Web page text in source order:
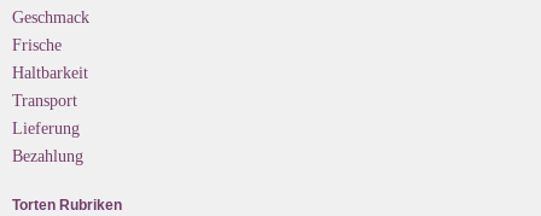
Geschmack
Frische
Haltbarkeit
Transport
Lieferung
Bezahlung
Torten Rubriken